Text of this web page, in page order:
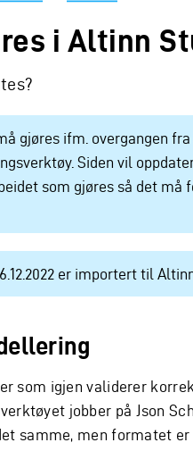
i Altinn
gjøres ifm. overgangen
Siden vil
som gjøres så det må
er importert til
som igjen validerer
jobber på Json
samme, men formatet